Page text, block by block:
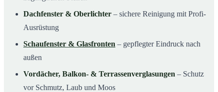
Dachfenster & Oberlichter – sichere Reinigung mit Profi-
Ausrüstung
Schaufenster & Glasfronten – gepflegter Eindruck nach
außen
Vordächer, Balkon- & Terrassenverglasungen – Schutz
vor Schmutz, Laub und Moos